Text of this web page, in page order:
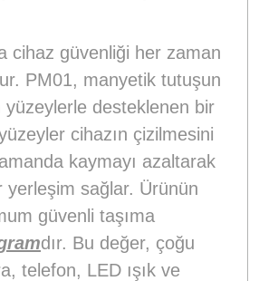
cihaz güvenliği her zaman
PM01, manyetik tutuşun
yüzeylerle desteklenen bir
cihazın çizilmesini
kaymayı azaltarak
yerleşim sağlar. Ürünün
güvenli taşıma
dır. Bu değer, çoğu
telefon, LED ışık ve